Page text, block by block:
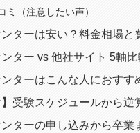
ミ（注意したい声）
ターは安い？料金相場と
ター vs 他社サイト 5軸比
ターはこんな人におすす
】受験スケジュールから
ターの申し込みから卒業